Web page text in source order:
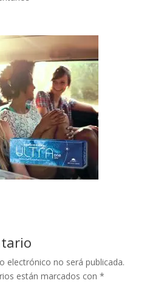
electrónico no será publicada.
están marcados con *